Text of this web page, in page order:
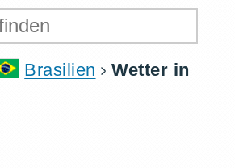
Brasilien
Wetter in